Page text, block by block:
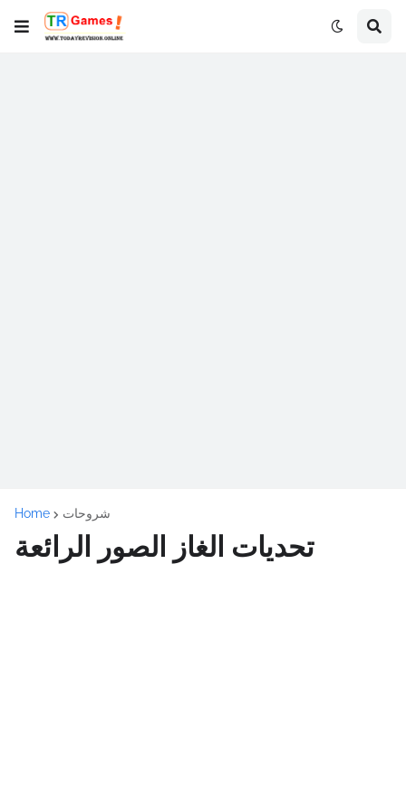
Home شروحات
تحديات الغاز الصور الرائعة